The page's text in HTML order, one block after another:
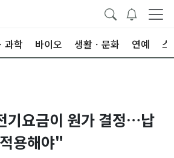
과학 바이오 생활ㆍ문화 연예 스
기요금이 원가 결정…납
용해야"